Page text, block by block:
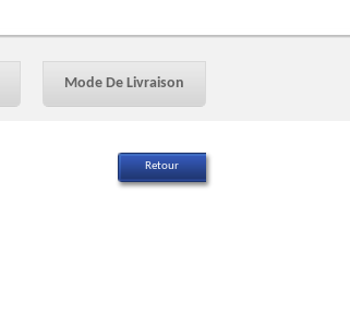
Mode De Livraison